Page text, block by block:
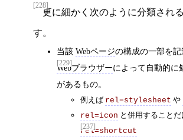
[228]
更に細かく次のように分類され
す。
[229]
当該 Webページの構成の一部を記
Webブラウザーによって自動的に
があるもの。
例えば rel=stylesheet や
[237]
rel=icon と併用すること
rel=shortcut